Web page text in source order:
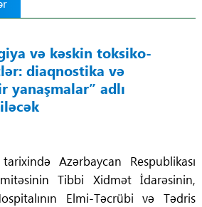
və kəskin toksiko-
diaqnostika və
yanaşmalar” adlı
Azərbaycan Respublikası
Tibbi Xidmət İdarəsinin,
Elmi-Təcrübi və Tədris